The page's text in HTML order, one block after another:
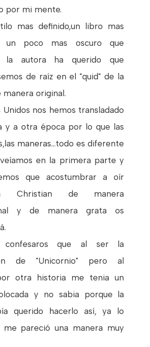
por mi mente.
mas definido,un libro mas
un poco mas oscuro que
la autora ha querido que
de raíz en el "quid" de la
manera original.
Unidos nos hemos transladado
y a otra época por lo que las
maneras...todo es diferente
en la primera parte y
que acostumbrar a oír
Christian de manera
y de manera grata os
que al ser la
de "Unicornio" pero al
otra historia me tenia un
y no sabia porque la
querido hacerlo así, ya lo
pareció una manera muy